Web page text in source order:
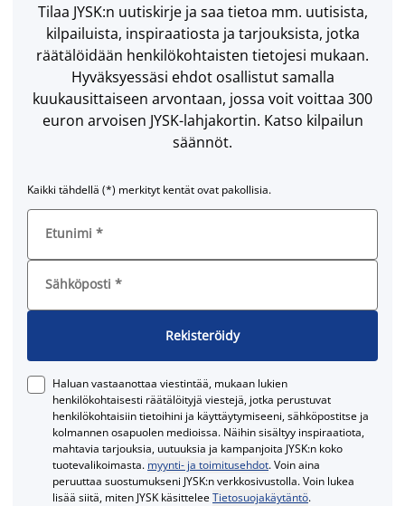
Tilaa JYSK:n uutiskirje ja saa tietoa mm. uutisista,
kilpailuista, inspiraatiosta ja tarjouksista, jotka
räätälöidään henkilökohtaisten tietojesi mukaan.
Hyväksyessäsi ehdot osallistut samalla
kuukausittaiseen arvontaan, jossa voit voittaa 300
euron arvoisen JYSK-lahjakortin. Katso kilpailun
säännöt.
Kaikki tähdellä (*) merkityt kentät ovat pakollisia.
Etunimi *
Sähköposti *
Rekisteröidy
Haluan vastaanottaa viestintää, mukaan lukien
henkilökohtaisesti räätälöityjä viestejä, jotka perustuvat
henkilökohtaisiin tietoihini ja käyttäytymiseeni, sähköpostitse ja
kolmannen osapuolen medioissa. Näihin sisältyy inspiraatiota,
mahtavia tarjouksia, uutuuksia ja kampanjoita JYSK:n koko
tuotevalikoimasta. myynti- ja toimitusehdot. Voin aina
peruuttaa suostumukseni JYSK:n verkkosivustolla. Voin lukea
lisää siitä, miten JYSK käsitteleeTietosuojakäytäntö.